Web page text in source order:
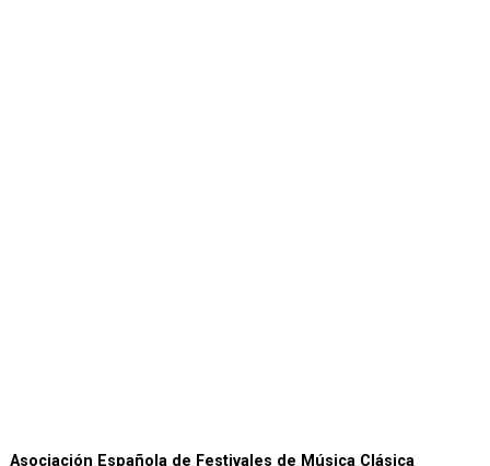
Asociación Española de Festivales de Música Clásica